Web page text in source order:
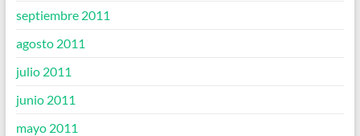
septiembre 2011
agosto 2011
julio 2011
junio 2011
mayo 2011